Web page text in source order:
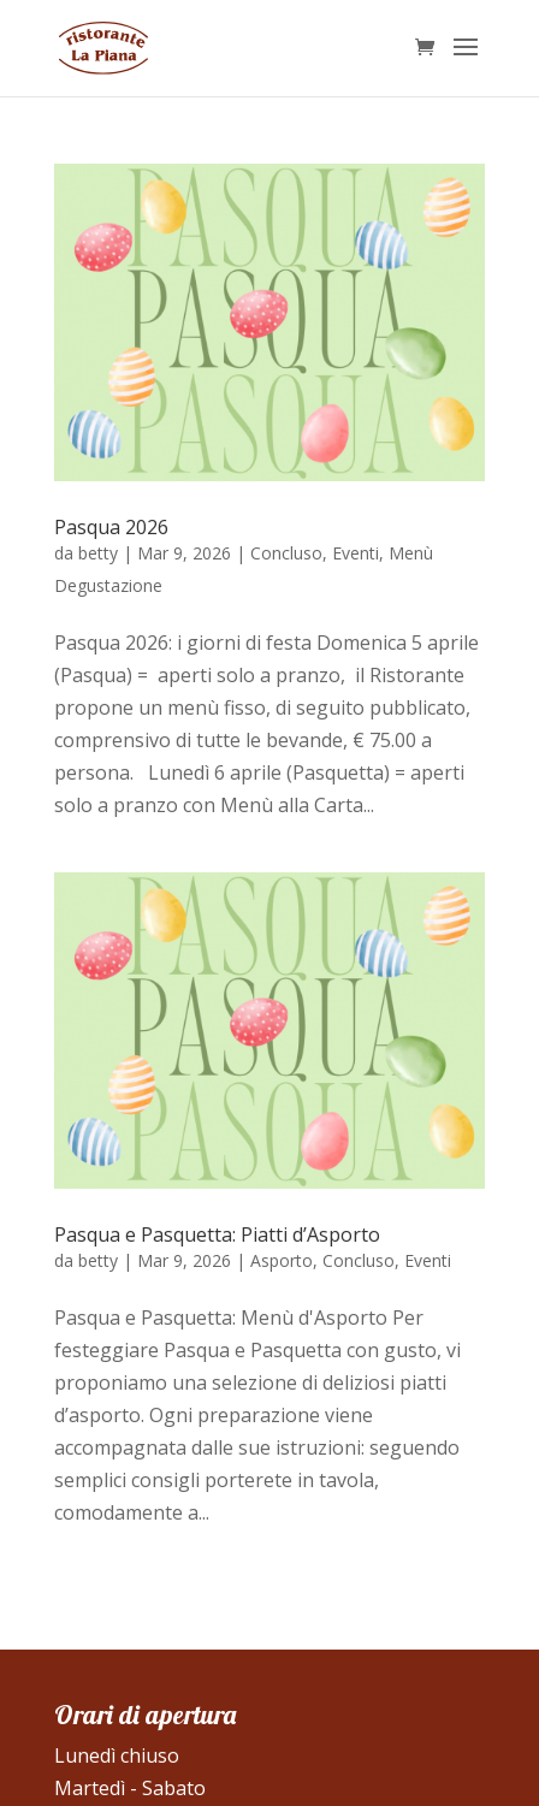
Pasqua 2026
da betty| Mar 9, 2026 | Concluso, Eventi, Menù
Degustazione
Pasqua 2026: i giorni di festa Domenica 5 aprile
(Pasqua) = aperti solo a pranzo, il Ristorante
propone un menù fisso, di seguito pubblicato,
comprensivo di tutte le bevande, € 75.00 a
persona. Lunedì 6 aprile (Pasquetta) = aperti
solo a pranzo con Menù alla Carta...
Pasqua e Pasquetta: Piatti d’Asporto
da betty| Mar 9, 2026 | Asporto, Concluso, Eventi
Pasqua e Pasquetta: Menù d'Asporto Per
festeggiare Pasqua e Pasquetta con gusto, vi
proponiamo una selezione di deliziosi piatti
d’asporto. Ogni preparazione viene
accompagnata dalle sue istruzioni: seguendo
semplici consigli porterete in tavola,
comodamente a...
Orari di apertura
Lunedì chiuso
Martedì - Sabato